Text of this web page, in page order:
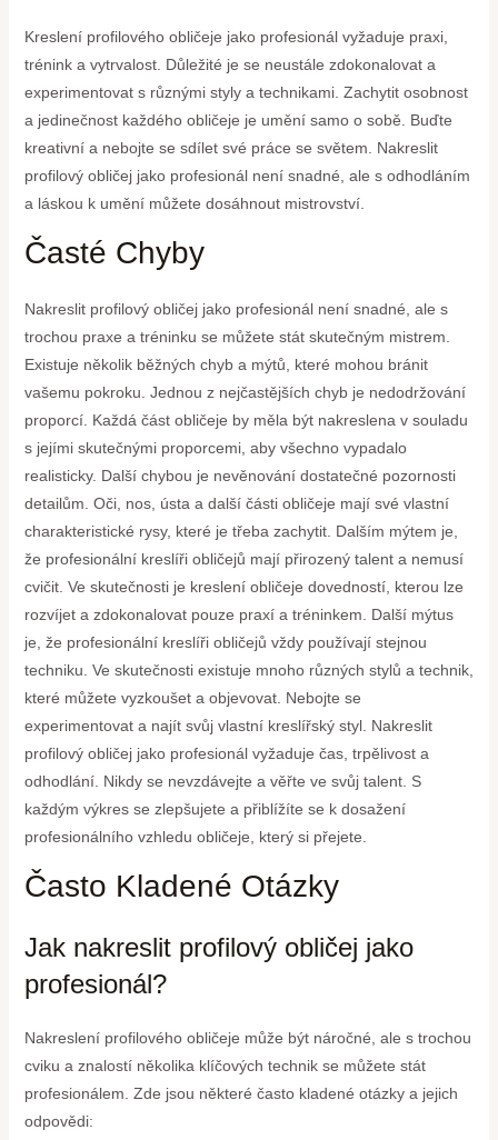
Kreslení profilového obličeje jako profesionál vyžaduje praxi,
trénink a vytrvalost. Důležité je se neustále zdokonalovat a
experimentovat s různými styly a technikami. Zachytit osobnost
a jedinečnost každého obličeje je umění samo o sobě. Buďte
kreativní a nebojte se sdílet své práce se světem. Nakreslit
profilový obličej jako profesionál není snadné, ale s odhodláním
a láskou k umění můžete dosáhnout mistrovství.
Časté Chyby
Nakreslit profilový obličej jako profesionál není snadné, ale s
trochou praxe a tréninku se můžete stát skutečným mistrem.
Existuje několik běžných chyb a mýtů, které mohou bránit
vašemu pokroku. Jednou z nejčastějších chyb je nedodržování
proporcí. Každá část obličeje by měla být nakreslena v souladu
s jejími skutečnými proporcemi, aby všechno vypadalo
realisticky. Další chybou je nevěnování dostatečné pozornosti
detailům. Oči, nos, ústa a další části obličeje mají své vlastní
charakteristické rysy, které je třeba zachytit. Dalším mýtem je,
že profesionální kreslíři obličejů mají přirozený talent a nemusí
cvičit. Ve skutečnosti je kreslení obličeje dovedností, kterou lze
rozvíjet a zdokonalovat pouze praxí a tréninkem. Další mýtus
je, že profesionální kreslíři obličejů vždy používají stejnou
techniku. Ve skutečnosti existuje mnoho různých stylů a technik,
které můžete vyzkoušet a objevovat. Nebojte se
experimentovat a najít svůj vlastní kreslířský styl. Nakreslit
profilový obličej jako profesionál vyžaduje čas, trpělivost a
odhodlání. Nikdy se nevzdávejte a věřte ve svůj talent. S
každým výkres se zlepšujete a přiblížíte se k dosažení
profesionálního vzhledu obličeje, který si přejete.
Často Kladené Otázky
Jak nakreslit profilový obličej jako
profesionál?
Nakreslení profilového obličeje může být náročné, ale s trochou
cviku a znalostí několika klíčových technik se můžete stát
profesionálem. Zde jsou některé často kladené otázky a jejich
odpovědi: